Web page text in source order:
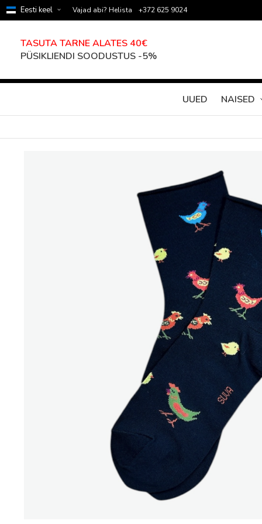
Eesti keel Vajad abi? Helista +372 625 9024
TASUTA TARNE ALATES 40€
PÜSIKLIENDI SOODUSTUS -5%
UUED NAISED